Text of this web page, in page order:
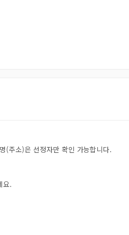
(주소)은 선정자만 확인 가능합니다.
요.